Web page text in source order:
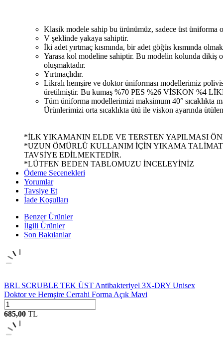
Klasik modele sahip bu ürünümüz, sadece üst üniforma
V şeklinde yakaya sahiptir.
İki adet yırtmaç kısmında, bir adet göğüs kısmında
Yarasa kol modeline sahiptir. Bu modelin kolunda dikiş
oluşmaktadır.
Yırtmaçlıdır.
Likralı hemşire ve doktor üniforması modellerimiz
üretilmiştir. Bu kumaş %70 PES %26 VİSKON %4
Tüm üniforma modellerimizi maksimum 40° sıcaklıkta
Ürünlerimizi orta sıcaklıkta ütü ile viskon ayarında
*İLK YIKAMANIN ELDE VE TERSTEN YAPILMASI
*UZUN ÖMÜRLÜ KULLANIM İÇİN YIKAMA
TAVSİYE EDİLMEKTEDİR.
*LÜTFEN BEDEN TABLOMUZU İNCELEYİNİZ
Ödeme Seçenekleri
Yorumlar
Tavsiye Et
İade Koşulları
Benzer Ürünler
İlgili Ürünler
Son Bakılanlar
BRL SCRUBLE TEK ÜST Antibakteriyel 3X-DRY Unisex
Doktor ve Hemşire Cerrahi Forma Açık Mavi
685,00 TL